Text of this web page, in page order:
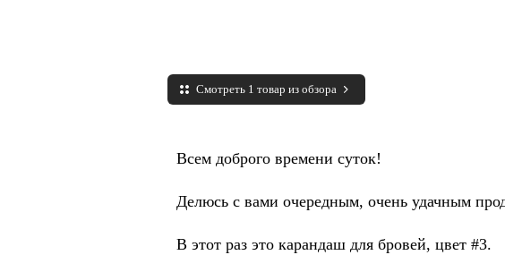
Смотреть 1 товар из обзора
Всем доброго времени суток!
Делюсь с вами очередным, очень удачным
В этот раз это карандаш для бровей, цвет #3.